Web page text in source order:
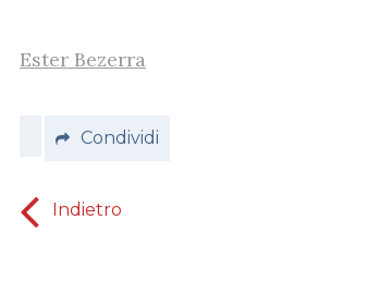
Ester Bezerra
Condividi
Indietro